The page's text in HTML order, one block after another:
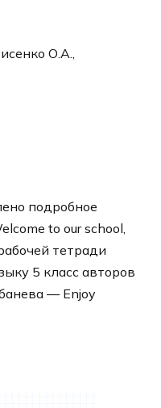
О.А.,
подробное
to our school,
тетради
5 класс авторов
— Enjoy